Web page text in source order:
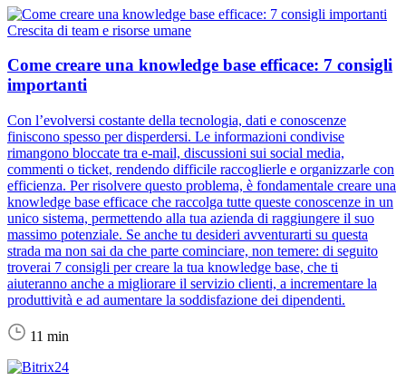
Crescita di team e risorse umane
Come creare una knowledge base efficace: 7 consigli
importanti
Con l’evolversi costante della tecnologia, dati e conoscenze
finiscono spesso per disperdersi. Le informazioni condivise
rimangono bloccate tra e-mail, discussioni sui social media,
commenti o ticket, rendendo difficile raccoglierle e organizzarle con
efficienza. Per risolvere questo problema, è fondamentale creare una
knowledge base efficace che raccolga tutte queste conoscenze in un
unico sistema, permettendo alla tua azienda di raggiungere il suo
massimo potenziale. Se anche tu desideri avventurarti su questa
strada ma non sai da che parte cominciare, non temere: di seguito
troverai 7 consigli per creare la tua knowledge base, che ti
aiuteranno anche a migliorare il servizio clienti, a incrementare la
produttività e ad aumentare la soddisfazione dei dipendenti.
11 min